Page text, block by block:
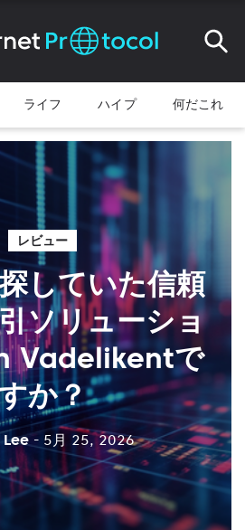
ライフ ハイプ 何だこれ
レビュー
していた信頼
ソリューショ
Vadelikentで
か？
- 5月 25, 2026